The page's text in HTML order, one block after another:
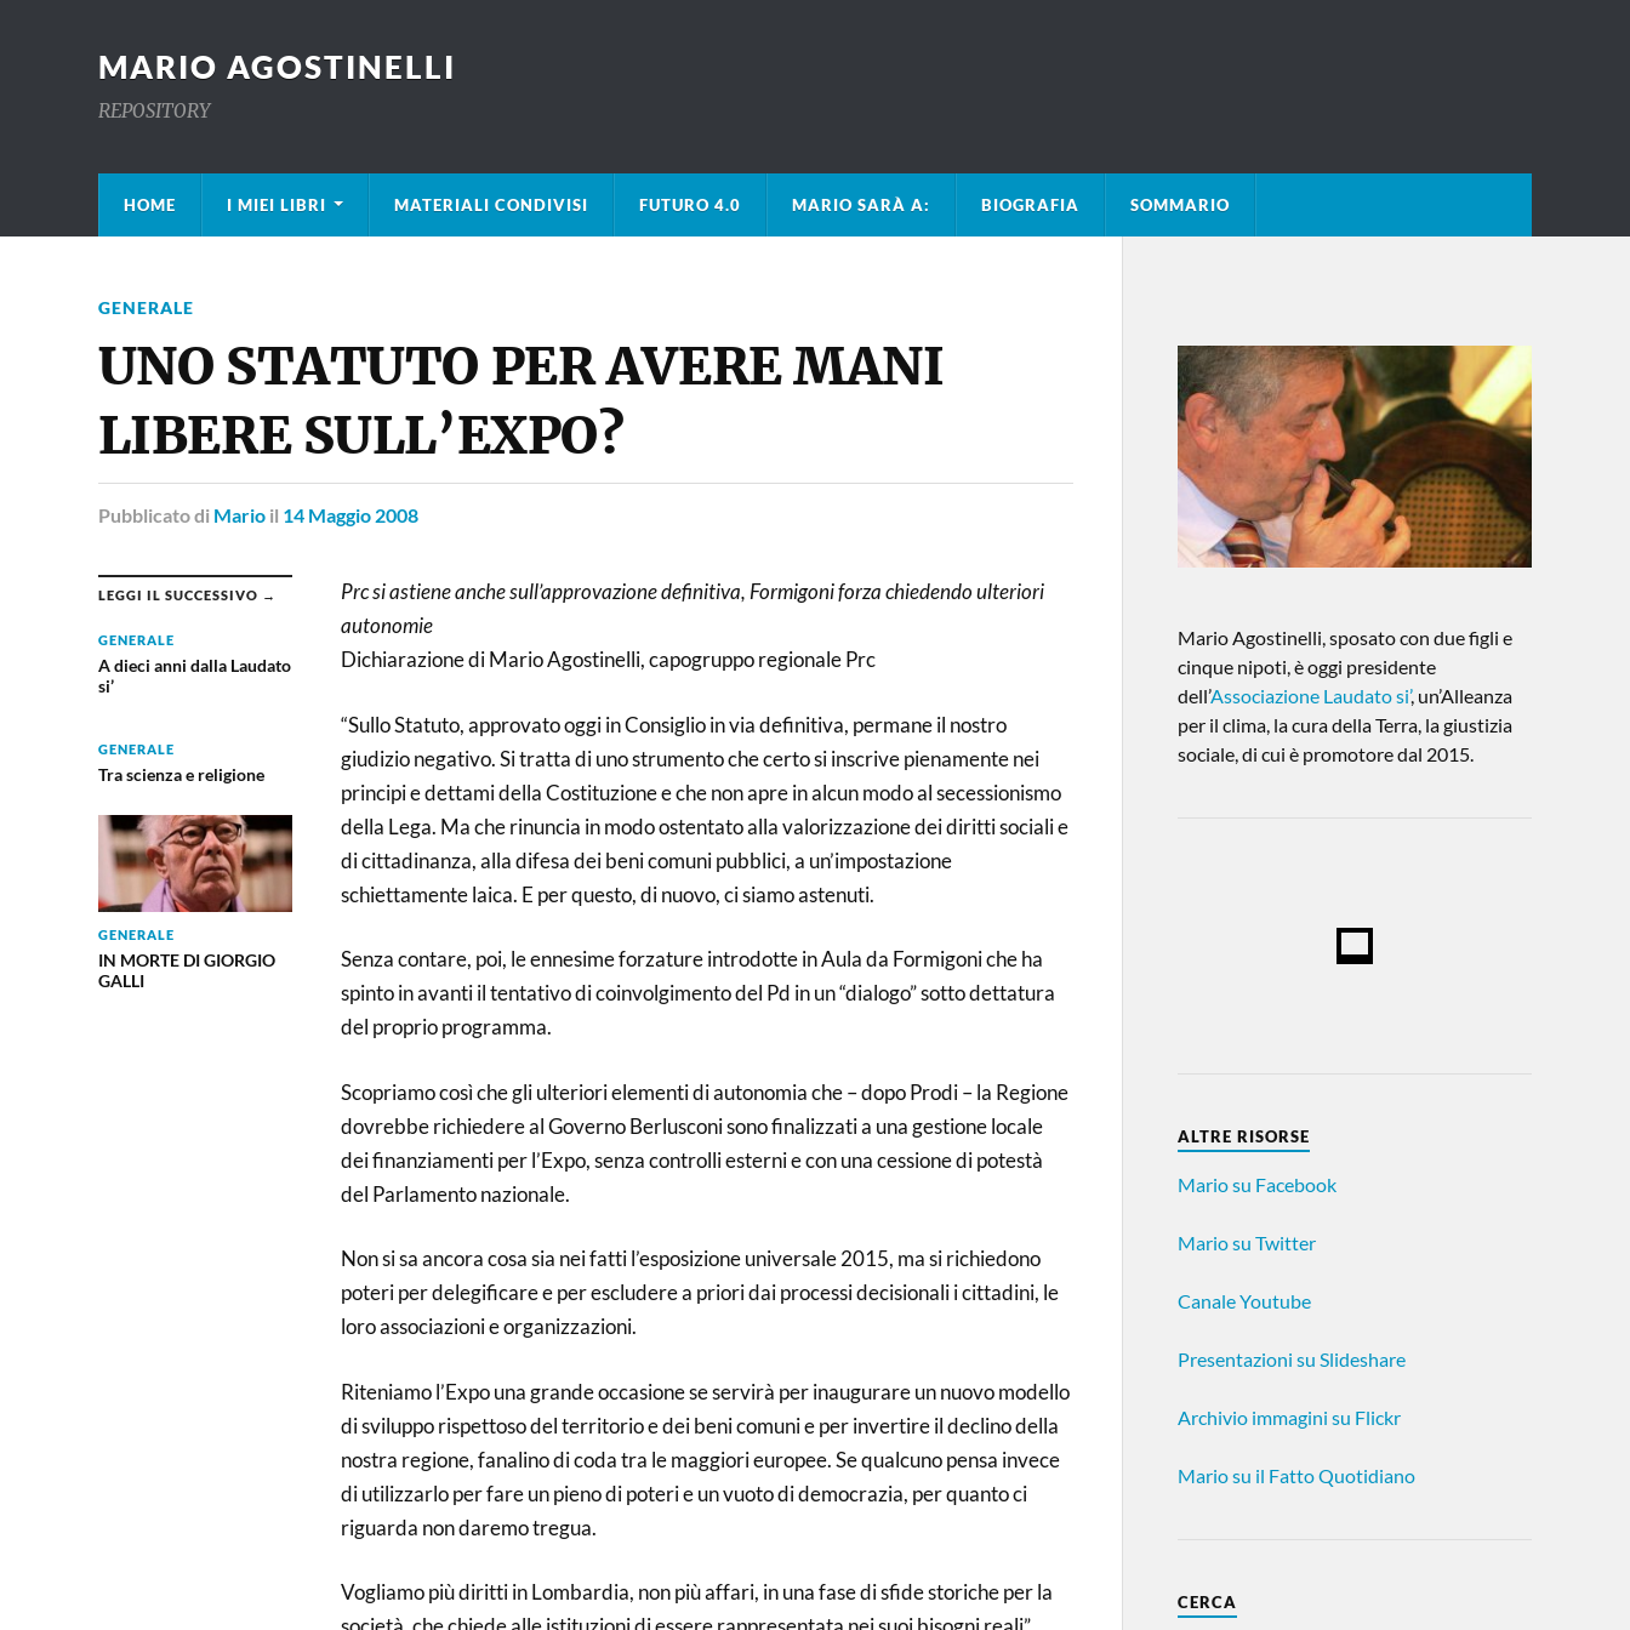
MARIO AGOSTINELLI
REPOSITORY
HOME I MIEI LIBRI MATERIALI CONDIVISI FUTURO 4.0 MARIO SARÀ A: BIOGRAFIA SOMMARIO
GENERALE
UNO STATUTO PER AVERE MANI
LIBERE SULL’EXPO?
Pubblicatodi Mario il 14 Maggio 2008
LEGGI IL SUCCESSIVO →
GENERALE
A dieci anni dalla Laudato
si’
GENERALE
Tra scienza e religione
GENERALE
IN MORTE DI GIORGIO
GALLI
Prc si astiene anche sull’approvazione definitiva, Formigoni forza chiedendo ulteriori
autonomie
Dichiarazione di Mario Agostinelli, capogruppo regionale Prc
“Sullo Statuto, approvato oggi in Consiglio in via definitiva, permane il nostro
giudizio negativo. Si tratta di uno strumento che certo si inscrive pienamente nei
principi e dettami della Costituzione e che non apre in alcun modo al secessionismo
della Lega. Ma che rinuncia in modo ostentato alla valorizzazione dei diritti sociali e
di cittadinanza, alla difesa dei beni comuni pubblici, a un’impostazione
schiettamente laica. E per questo, di nuovo, ci siamo astenuti.
Senza contare, poi, le ennesime forzature introdotte in Aula da Formigoni che ha
spinto in avanti il tentativo di coinvolgimento del Pd in un “dialogo” sotto dettatura
del proprio programma.
Scopriamo così che gli ulteriori elementi di autonomia che – dopo Prodi – la Regione
dovrebbe richiedere al Governo Berlusconi sono finalizzati a una gestione locale
dei finanziamenti per l’Expo, senza controlli esterni e con una cessione di potestà
del Parlamento nazionale.
Non si sa ancora cosa sia nei fatti l’esposizione universale 2015, ma si richiedono
poteri per delegificare e per escludere a priori dai processi decisionali i cittadini, le
loro associazioni e organizzazioni.
Riteniamo l’Expo una grande occasione se servirà per inaugurare un nuovo modello
di sviluppo rispettoso del territorio e dei beni comuni e per invertire il declino della
nostra regione, fanalino di coda tra le maggiori europee. Se qualcuno pensa invece
di utilizzarlo per fare un pieno di poteri e un vuoto di democrazia, per quanto ci
riguarda non daremo tregua.
Vogliamo più diritti in Lombardia, non più affari, in una fase di sfide storiche per la
Mario Agostinelli, sposato con due figli e
cinque nipoti, è oggi presidente
dell’Associazione Laudato si’, un’Alleanza
per il clima, la cura della Terra, la giustizia
sociale, di cui è promotore dal 2015.
ALTRE RISORSE
Mario su Facebook
Mario su Twitter
Canale Youtube
Presentazioni su Slideshare
Archivio immagini su Flickr
Mario su il Fatto Quotidiano
CERCA